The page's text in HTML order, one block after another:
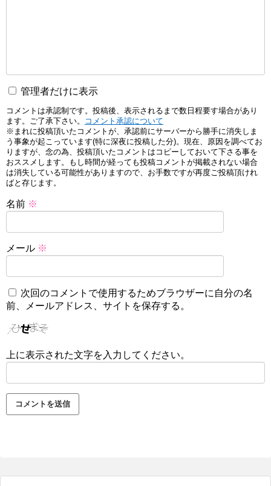
管理者だけに表示
コメントは承認制です。投稿後、表示されるまで数日程要す場合があり
ます。ご了承下さい。
コメント承認について
※まれに投稿頂いたコメントが、承認前にサーバーから勝手に消失しま
う事象が起こっています(特に深夜に投稿した分)。現在、原因を調べてお
りますが、念の為、投稿頂いたコメントはコピーしておいて下さる事を
おススメします。もし時間が経っても投稿コメントが掲載されない場合
は消失している可能性がありますので、お手数ですが再度ご投稿頂けれ
ばと存じます。
名前 ※
メール ※
次回のコメントで使用するためブラウザーに自分の名
前、メールアドレス、サイトを保存する。
上に表示された文字を入力してください。